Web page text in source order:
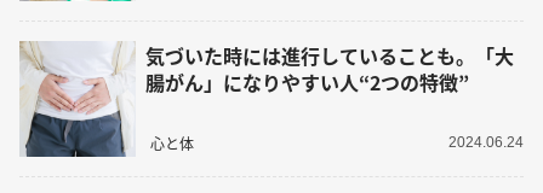
気づいた時には進行していることも。「大
腸がん」になりやすい人“2つの特徴”
心と体 2024.06.24